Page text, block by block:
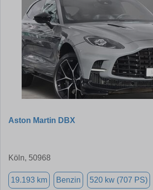
Aston Martin DBX
Köln, 50968
19.193 km Benzin 520 kw (707 PS)